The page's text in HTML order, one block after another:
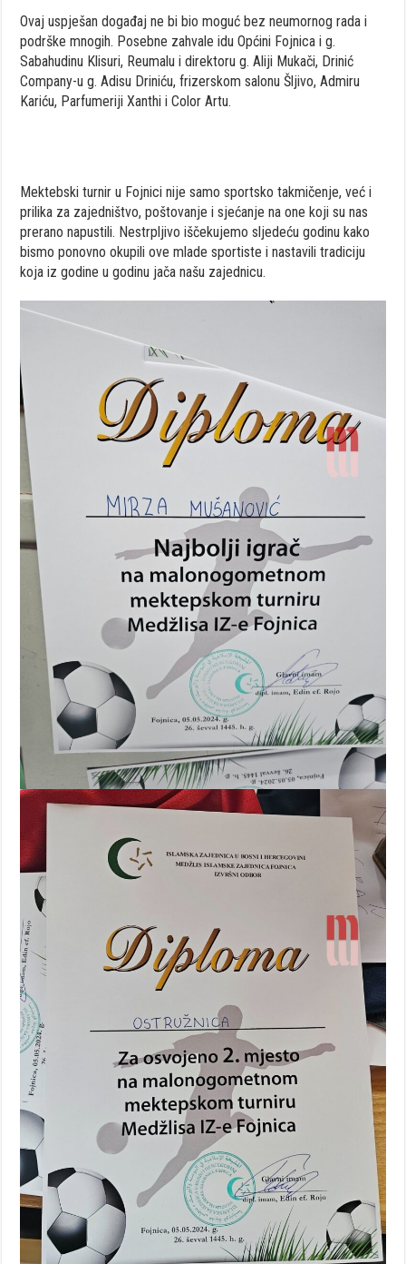
Ovaj uspješan događaj ne bi bio moguć bez neumornog rada i
podrške mnogih. Posebne zahvale idu Općini Fojnica i g.
Sabahudinu Klisuri, Reumalu i direktoru g. Aliji Mukači, Drinić
Company-u g. Adisu Driniću, frizerskom salonu Šljivo, Admiru
Kariću, Parfumeriji Xanthi i Color Artu.
Mektebski turnir u Fojnici nije samo sportsko takmičenje, već i
prilika za zajedništvo, poštovanje i sjećanje na one koji su nas
prerano napustili. Nestrpljivo iščekujemo sljedeću godinu kako
bismo ponovno okupili ove mlade sportiste i nastavili tradiciju
koja iz godine u godinu jača našu zajednicu.